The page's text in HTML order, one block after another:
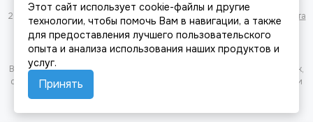
2026 © Молоток18.ру - инструмент, техника, оборудование. Карта сайта
Вся представленная на сайте информация, касающаяся характеристик,
стоимости товаров и услуг, носит информационный характер и ни при
каких условиях не является публичной офертой, определяемой
Этот сайт использует cookie-файлы и другие
технологии, чтобы помочь Вам в навигации, а также
для предоставления лучшего пользовательского
опыта и анализа использования наших продуктов и
услуг.
Принять